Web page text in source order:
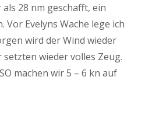
28 nm geschafft, ein
Vor Evelyns Wache lege ich
wird der Wind wieder
wieder volles Zeug.
machen wir 5 – 6 kn auf